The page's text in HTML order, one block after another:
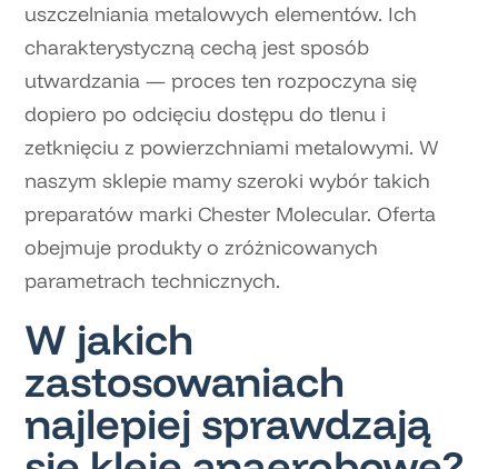
uszczelniania metalowych elementów. Ich
charakterystyczną cechą jest sposób
utwardzania — proces ten rozpoczyna się
dopiero po odcięciu dostępu do tlenu i
zetknięciu z powierzchniami metalowymi. W
naszym sklepie mamy szeroki wybór takich
preparatów marki Chester Molecular. Oferta
obejmuje produkty o zróżnicowanych
parametrach technicznych.
W jakich
zastosowaniach
najlepiej sprawdzają